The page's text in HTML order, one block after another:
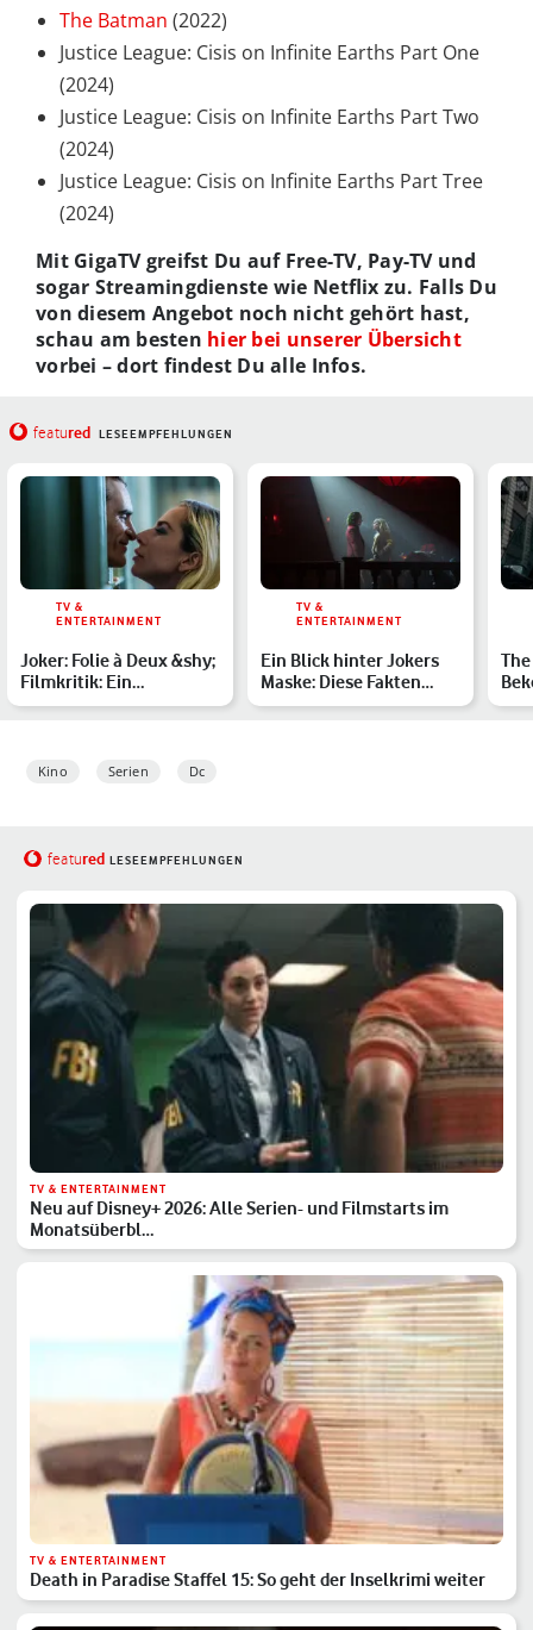
The Batman (2022)
Justice League: Cisis on Infinite Earths Part One
(2024)
Justice League: Cisis on Infinite Earths Part Two
(2024)
Justice League: Cisis on Infinite Earths Part Tree
(2024)
Mit GigaTV greifst Du auf Free-TV, Pay-TV und
sogar Streamingdienste wie Netflix zu. Falls Du
von diesem Angebot noch nicht gehört hast,
schau am besten hier bei unserer Übersicht
vorbei – dort findest Du alle Infos.
featured LESEEMPFEHLUNGEN
TV &
ENTERTAINMENT
Joker: Folie à Deux &shy;
Filmkritik: Ein
schlechter Scherz
TV &
ENTERTAINMENT
Ein Blick hinter Jokers
Maske: Diese Fakten
kennst Du noch nicht …
Kino Serien Dc
featured LESEEMPFEHLUNGEN
TV & ENTERTAINMENT
Neu auf Disney+ 2026: Alle Serien- und Filmstarts im
Monatsüberbl…
TV & ENTERTAINMENT
Death in Paradise Staffel 15: So geht der Inselkrimi weiter